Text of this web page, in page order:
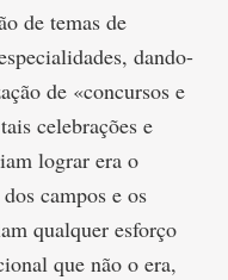
de temas de
dando-
de «concursos e
celebrações e
lograr era o
campos e os
qualquer esforço
que não o era,